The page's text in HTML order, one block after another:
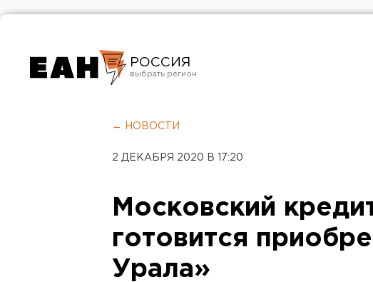
РОССИЯ
Челябинск
← НОВОСТИ
2 ДЕКАБРЯ 2020 В 17:20
Московский
готовится
Урала»